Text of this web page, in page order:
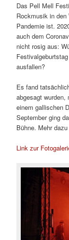
Das Pell Mell
Rockmusik in
Pandemie ist.
auch dem
nicht rosig aus:
ausfallen?
Es fand
abgesagt wurden,
einem gallischen
September ging
Bühne. Mehr
Link zur